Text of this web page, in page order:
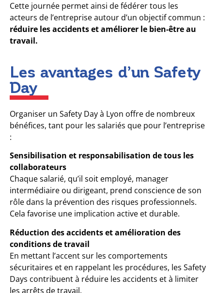
Cette journée permet ainsi de fédérer tous les
acteurs de l’entreprise autour d’un objectif commun :
réduire les accidents et améliorer le bien-être au
travail.
Les avantages d’un Safety
Day
Organiser un Safety Day à Lyon offre de nombreux
bénéfices, tant pour les salariés que pour l’entreprise
:
Sensibilisation et responsabilisation de tous les
collaborateurs
Chaque salarié, qu’il soit employé, manager
intermédiaire ou dirigeant, prend conscience de son
rôle dans la prévention des risques professionnels.
Cela favorise une implication active et durable.
Réduction des accidents et amélioration des
conditions de travail
En mettant l’accent sur les comportements
sécuritaires et en rappelant les procédures, les Safety
Days contribuent à réduire les accidents et à limiter
les arrêts de travail.